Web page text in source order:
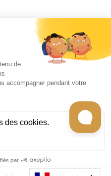
© 2026Geckostore -